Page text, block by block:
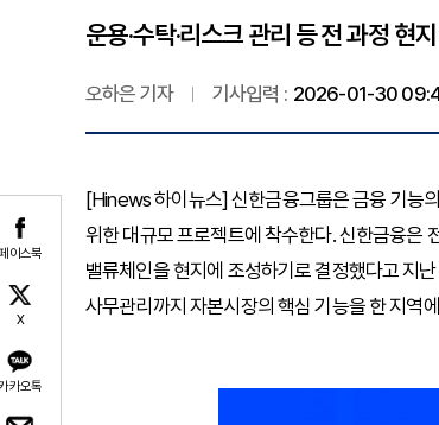
이스북
X
카오톡
운용·수탁·리스크 관리 등 전 과정 현
오하은 기자 기사입력 : 2026-01-30
[Hinews 하이뉴스] 신한금융그룹은 금융 기능
위한 대규모 프로젝트에 착수한다. 신한금융은
밸류체인을 현지에 조성하기로 결정했다고 지
사무관리까지 자본시장의 핵심 기능을 한 지역